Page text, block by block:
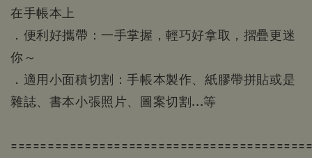
在手帳本上
．便利好攜帶：一手掌握，輕巧好拿取，摺疊更迷
你～
．適用小面積切割：手帳本製作、紙膠帶拼貼或是
雜誌、書本小張照片、圖案切割...等